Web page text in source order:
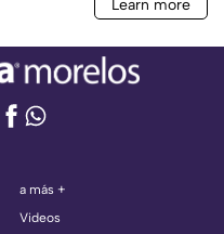
a más +
Videos